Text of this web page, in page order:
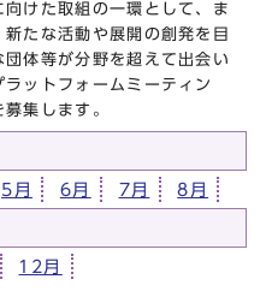
けた取組の一環として、ま
たな活動や展開の創発を目
体等が分野を超えて出会い
ットフォームミーティン
集します。
5月 6月 7月 8月
12月